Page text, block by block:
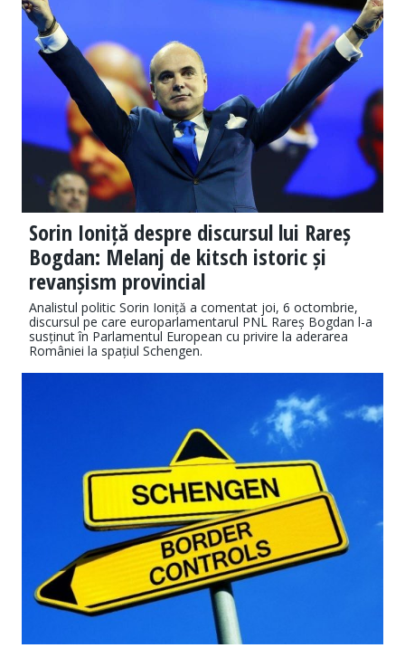
Sorin Ioniță despre discursul lui Rareș
Bogdan: Melanj de kitsch istoric și
revanșism provincial
Analistul politic Sorin Ioniță a comentat joi, 6 octombrie,
discursul pe care europarlamentarul PNL Rareș Bogdan l-a
susținut în Parlamentul European cu privire la aderarea
României la spațiul Schengen.